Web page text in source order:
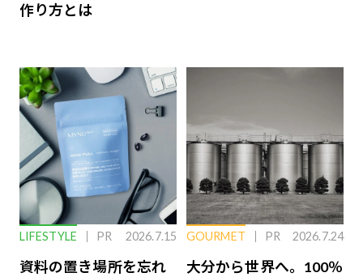
作り方とは
LIFESTYLE PR 2026.7.15
資料の置き場所を忘れ
GOURMET PR 2026.7.24
大分から世界へ。100％